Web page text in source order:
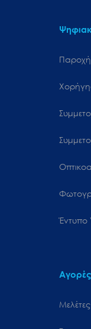
Έντυπο
Αγορές
Μελέτες